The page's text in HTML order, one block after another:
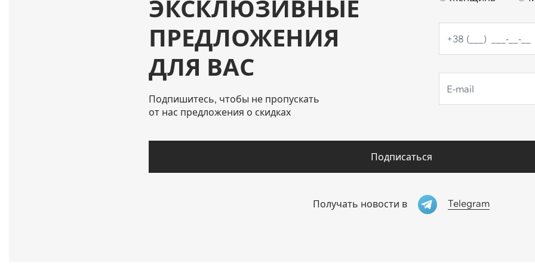
ЭКСКЛЮЗИВНЫЕ
ПРЕДЛОЖЕНИЯ
ДЛЯ ВАС
Подпишитесь, чтобы не пропускать
от нас предложения о скидках
Подписаться
Получать новости в Telegram